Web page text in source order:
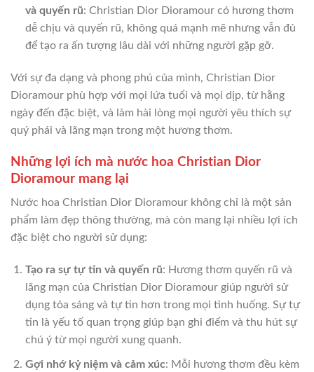
và quyến rũ: Christian Dior Dioramour có hương thơm
dễ chịu và quyến rũ, không quá mạnh mẽ nhưng vẫn đủ
để tạo ra ấn tượng lâu dài với những người gặp gỡ.
Với sự đa dạng và phong phú của mình, Christian Dior
Dioramour phù hợp với mọi lứa tuổi và mọi dịp, từ hằng
ngày đến đặc biệt, và làm hài lòng mọi người yêu thích sự
quý phái và lãng mạn trong một hương thơm.
Những lợi ích mà nước hoa Christian Dior
Dioramour mang lại
Nước hoa Christian Dior Dioramour không chỉ là một sản
phẩm làm đẹp thông thường, mà còn mang lại nhiều lợi ích
đặc biệt cho người sử dụng:
Tạo ra sự tự tin và quyến rũ: Hương thơm quyến rũ và
lãng mạn của Christian Dior Dioramour giúp người sử
dụng tỏa sáng và tự tin hơn trong mọi tình huống. Sự tự
tin là yếu tố quan trọng giúp bạn ghi điểm và thu hút sự
chú ý từ mọi người xung quanh.
Gợi nhớ kỷ niệm và cảm xúc: Mỗi hương thơm đều kèm